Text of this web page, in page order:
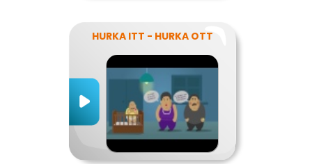
HURKA ITT - HURKA OTT